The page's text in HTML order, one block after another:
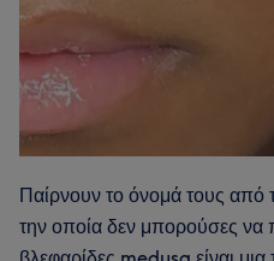
Παίρνουν το όνομά τους
την οποία δεν μπορούσες να